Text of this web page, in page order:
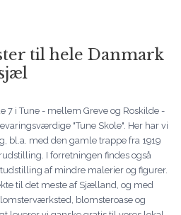
til hele Danmark
7 i Tune - mellem Greve og Roskilde -
"Tune Skole". Her har vi
bl.a. med den gamle trappe fra 1919
I forretningen findes også
af mindre malerier og figurer.
til det meste af Sjælland, og med
blomsteroase og